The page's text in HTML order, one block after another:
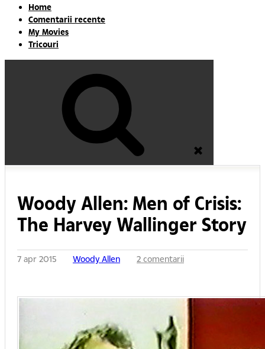
Home
Comentarii recente
My Movies
Tricouri
Woody Allen: Men of Crisis:
The Harvey Wallinger Story
7 apr 2015 Woody Allen 2 comentarii